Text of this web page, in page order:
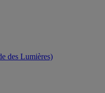
des Lumières)